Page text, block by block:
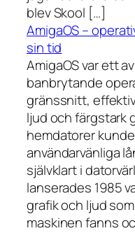
blev Skool […]
AmigaOS –
sin tid
AmigaOS var ett
banbrytande
gränssnitt,
ljud och färgstark
hemdatorer
användarvänliga
självklart i
lanserades 1985
grafik och ljud
maskinen fanns